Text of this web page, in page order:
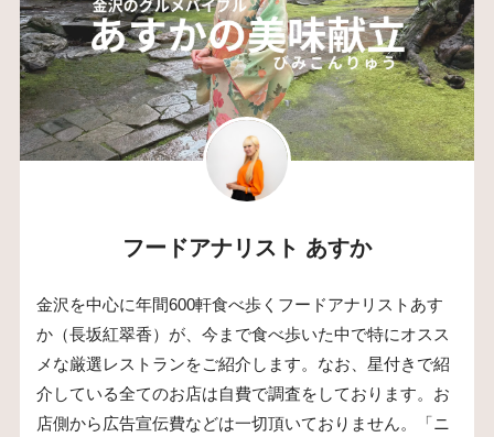
フードアナリスト あすか
金沢を中心に年間600軒食べ歩くフードアナリストあす
か（長坂紅翠香）が、今まで食べ歩いた中で特にオスス
メな厳選レストランをご紹介します。なお、星付きで紹
介している全てのお店は自費で調査をしております。お
店側から広告宣伝費などは一切頂いておりません。「ニ